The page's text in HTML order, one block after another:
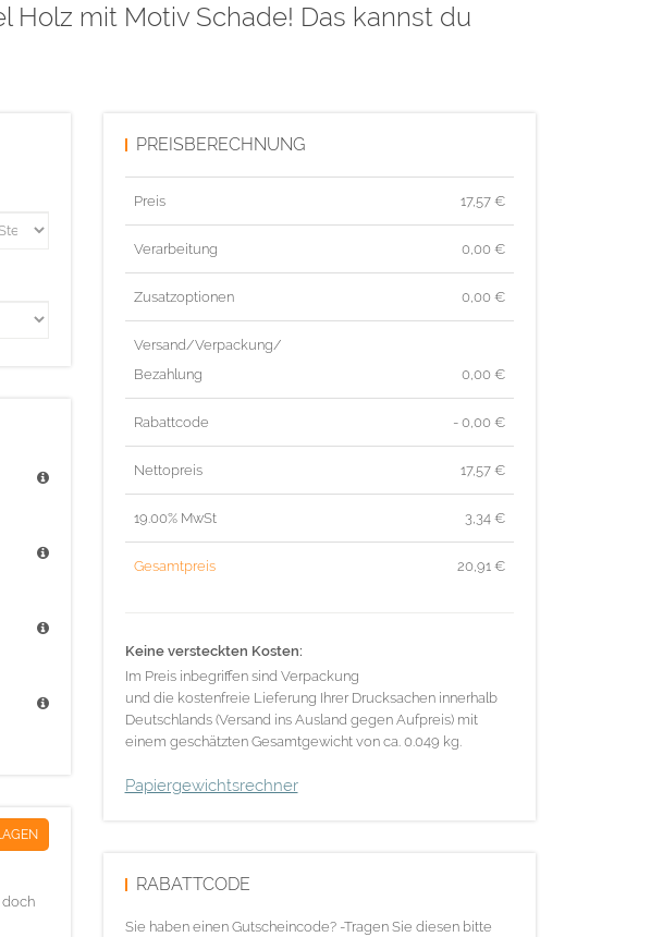
Holz mit Motiv Schade! Das kannst du
doch
PREISBERECHNUNG
Preis 17,57 €
Verarbeitung 0,00 €
Zusatzoptionen 0,00 €
Versand/Verpackung/
Bezahlung
0,00 €
Rabattcode - 0,00 €
Nettopreis 17,57 €
19.00% MwSt 3,34 €
Gesamtpreis 20,91 €
Keine versteckten Kosten:
Im Preis inbegriffen sind Verpackung
und die kostenfreie Lieferung Ihrer Drucksachen innerhalb
Deutschlands (Versand ins Ausland gegen Aufpreis) mit
einem geschätzten Gesamtgewicht von ca. 0.049 kg.
Papiergewichtsrechner
RABATTCODE
Sie haben einen Gutscheincode? -Tragen Sie diesen bitte